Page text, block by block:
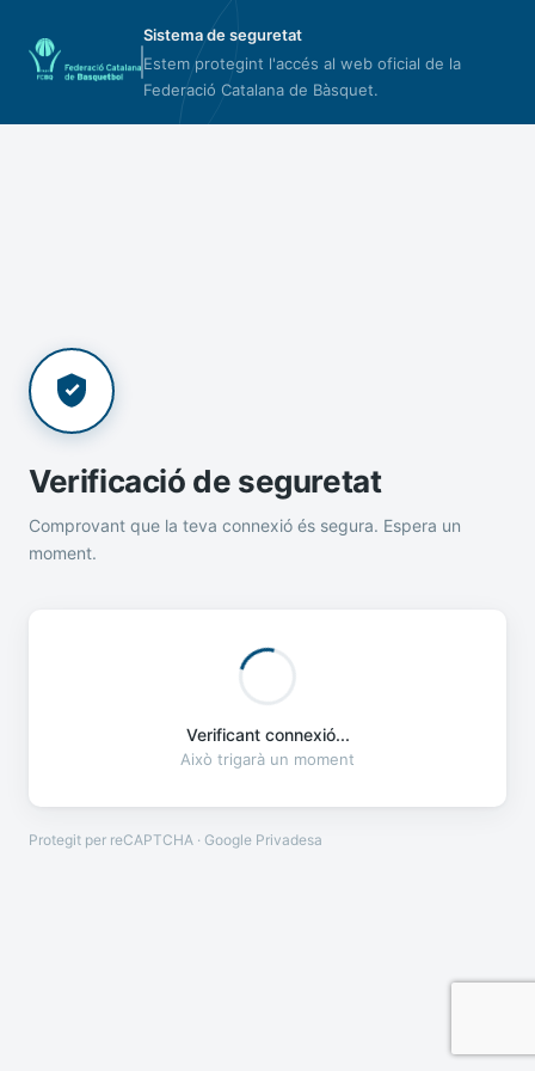
Sistema de seguretat
Estem protegint l'accés al web oficial de la
Federació Catalana de Bàsquet.
Verificació de seguretat
Comprovant que la teva connexió és segura. Espera un
moment.
Verificant connexió...
Això trigarà un moment
Protegit per reCAPTCHA · Google Privadesa